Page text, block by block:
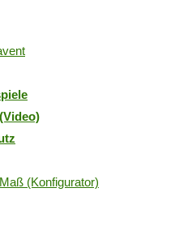
(Konfigurator)